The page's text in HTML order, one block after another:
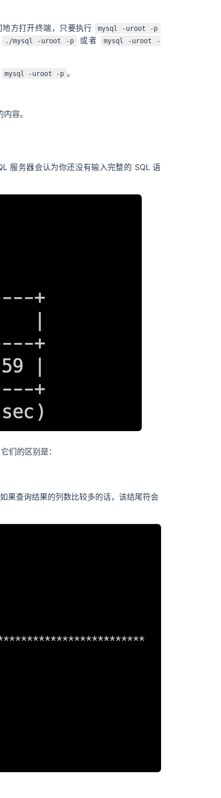
方打开终端，只要执行 mysql -uroot -p
./mysql -uroot -p 或者
mysql -uroot -
mysql -uroot -p 。
容。
服务器会认为你还没有输入完整的 SQL 语
们的区别是：
果查询结果的列数比较多的话，该结尾符会